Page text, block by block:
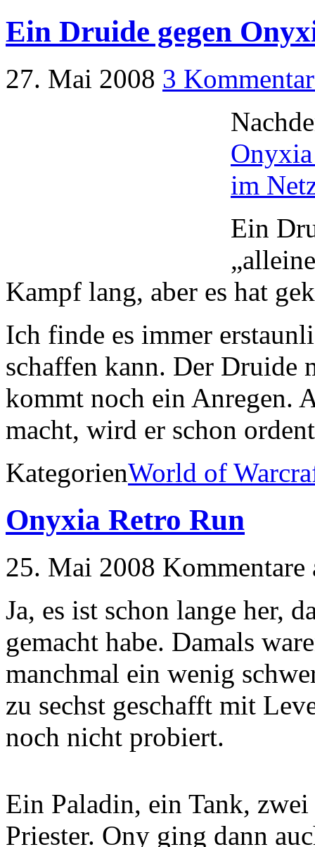
Ein Druide gegen
27. Mai 2008 3
im
Ein
Kampf lang, aber es hat
Ich finde es immer
schaffen kann. Der Druide
kommt noch ein Anregen.
macht, wird er schon
KategorienWorld of
Onyxia Retro Run
25. Mai 2008 Kommentare
Ja, es ist schon lange her,
gemacht habe. Damals
manchmal ein wenig
zu sechst geschafft mit
noch nicht probiert.
Ein Paladin, ein Tank,
Priester. Ony ging dann